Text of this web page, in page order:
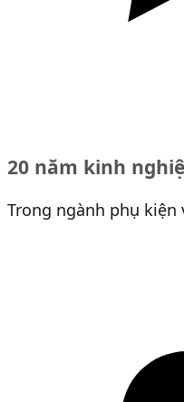
20 năm kinh
Trong ngành phụ